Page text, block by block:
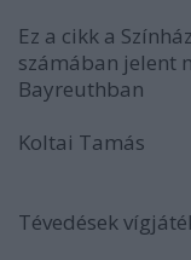
Ez a cikk a
számában jelent
Bayreuthban
Koltai Tamás
Tévedések